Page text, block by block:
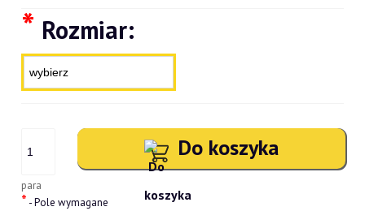
* Rozmiar:
para
Do koszyka
* - Pole wymagane